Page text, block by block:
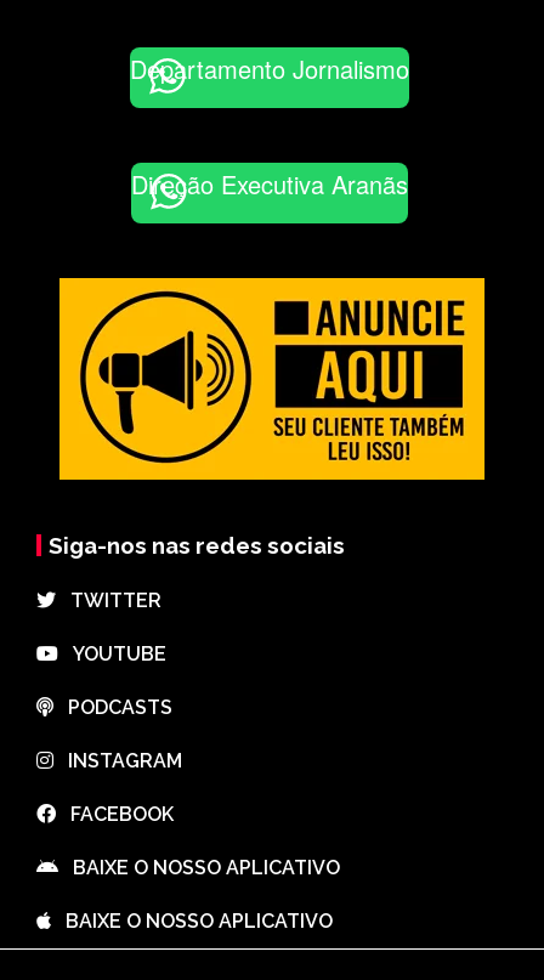
Departamento Jornalismo
Direção Executiva Aranãs
Siga-nos nas redes sociais
⠀TWITTER
⠀YOUTUBE
⠀PODCASTS
⠀INSTAGRAM
⠀FACEBOOK
⠀BAIXE O NOSSO APLICATIVO
⠀BAIXE O NOSSO APLICATIVO